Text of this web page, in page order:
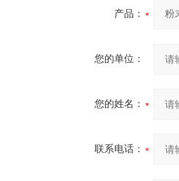
产品：
您的单位：
您的姓名：
联系电话：